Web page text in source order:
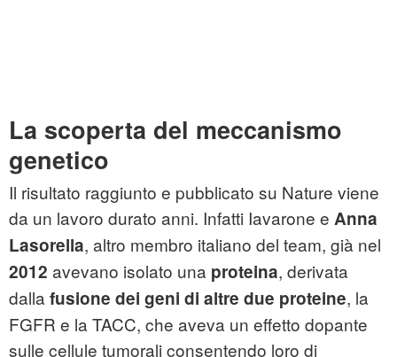
La scoperta del meccanismo
genetico
Il risultato raggiunto e pubblicato su Nature viene
da un lavoro durato anni. Infatti Iavarone e Anna
Lasorella, altro membro italiano del team, già nel
2012 avevano isolato una proteina, derivata
dalla fusione dei geni di altre due proteine, la
FGFR e la TACC, che aveva un effetto dopante
sulle cellule tumorali consentendo loro di